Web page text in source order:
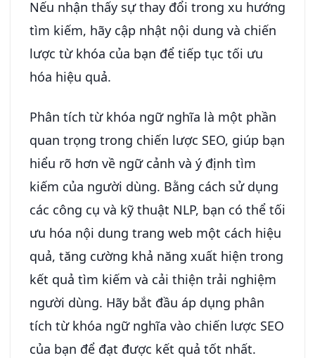
Nếu nhận thấy sự thay đổi trong xu hướng
tìm kiếm, hãy cập nhật nội dung và chiến
lược từ khóa của bạn để tiếp tục tối ưu
hóa hiệu quả.
Phân tích từ khóa ngữ nghĩa là một phần
quan trọng trong chiến lược SEO, giúp bạn
hiểu rõ hơn về ngữ cảnh và ý định tìm
kiếm của người dùng. Bằng cách sử dụng
các công cụ và kỹ thuật NLP, bạn có thể tối
ưu hóa nội dung trang web một cách hiệu
quả, tăng cường khả năng xuất hiện trong
kết quả tìm kiếm và cải thiện trải nghiệm
người dùng. Hãy bắt đầu áp dụng phân
tích từ khóa ngữ nghĩa vào chiến lược SEO
của bạn để đạt được kết quả tốt nhất.